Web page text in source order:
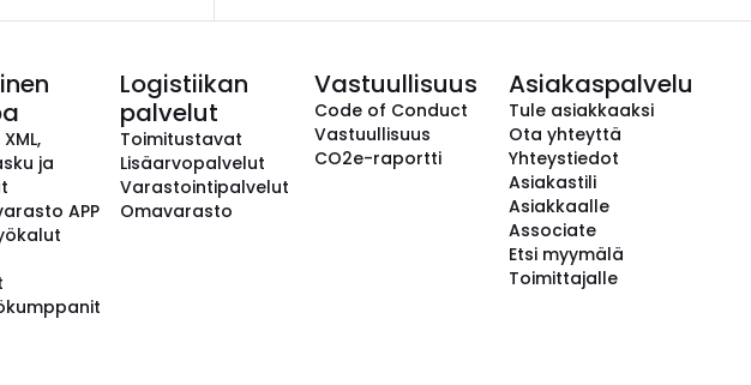
ja
APP
Logistiikan
palvelut
Toimitustavat
Lisäarvopalvelut
Varastointipalvelut
Omavarasto
Vastuullisuus
Code of Conduct
Vastuullisuus
CO2e-raportti
Asiakaspalvelu
Tule asiakkaaksi
Ota yhteyttä
Yhteystiedot
Asiakastili
Asiakkaalle
Associate
Etsi myymälä
Toimittajalle